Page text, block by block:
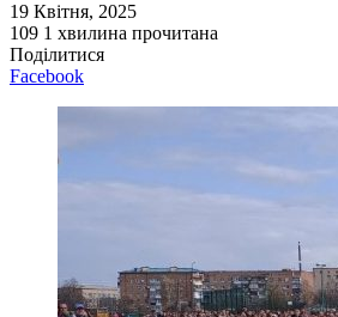
19 Квітня, 2025
109 1 хвилина прочитана
Поділитися
Facebook